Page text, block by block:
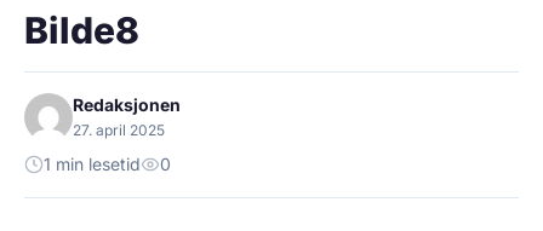
Bilde8
Redaksjonen
27. april 2025
1 min lesetid 0